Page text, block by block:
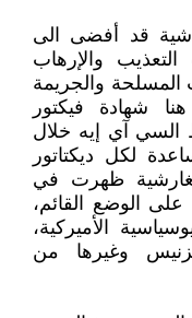
قد أفضى الى
والإرهاب
المسلحة والجريمة
شهادة فيكتور
السي آي إيه خلال
المساعدة لكل ديكتاتور
ظهرت في
على الوضع القائم،
الأميركية،
وغيرها من